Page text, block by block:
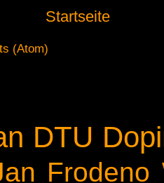
Startseite
(Atom)
DTU
Frodeno